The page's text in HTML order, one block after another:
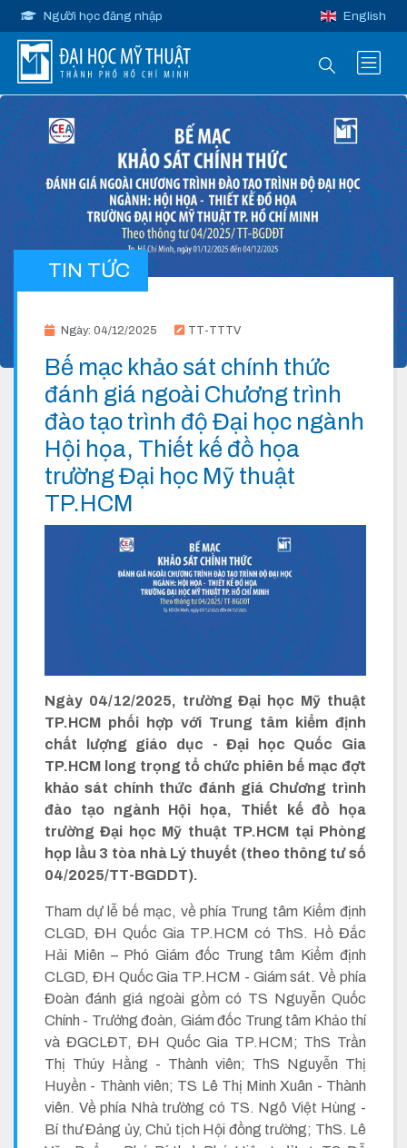
Người học đăng nhập English
TIN TỨC
Ngày: 04/12/2025 TT-TTTV
Bế mạc khảo sát chính thức
đánh giá ngoài Chương trình
đào tạo trình độ Đại học ngành
Hội họa, Thiết kế đồ họa
trường Đại học Mỹ thuật
TP.HCM
Ngày 04/12/2025, trường Đại học Mỹ thuật
TP.HCM phối hợp với Trung tâm kiểm định
chất lượng giáo dục - Đại học Quốc Gia
TP.HCM long trọng tổ chức phiên bế mạc đợt
khảo sát chính thức đánh giá Chương trình
đào tạo ngành Hội họa, Thiết kế đồ họa
trường Đại học Mỹ thuật TP.HCM tại Phòng
họp lầu 3 tòa nhà Lý thuyết (theo thông tư số
04/2025/TT-BGDDT).
Tham dự lễ bế mạc, về phía Trung tâm Kiểm định
CLGD, ĐH Quốc Gia TP.HCM có ThS. Hồ Đắc
Hải Miên – Phó Giám đốc Trung tâm Kiểm định
CLGD, ĐH Quốc Gia TP.HCM - Giám sát. Về phía
Đoàn đánh giá ngoài gồm có TS Nguyễn Quốc
Chính - Trưởng đoàn, Giám đốc Trung tâm Khảo thí
và ĐGCLĐT, ĐH Quốc Gia TP.HCM; ThS Trần
Thị Thúy Hằng - Thành viên; ThS Nguyễn Thị
Huyền - Thành viên; TS Lê Thị Minh Xuân - Thành
viên. Về phía Nhà trường có TS. Ngô Việt Hùng -
Bí thư Đảng ủy, Chủ tịch Hội đồng trường; ThS. Lê